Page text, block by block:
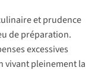
et prudence
de préparation.
excessives
vivant pleinement la